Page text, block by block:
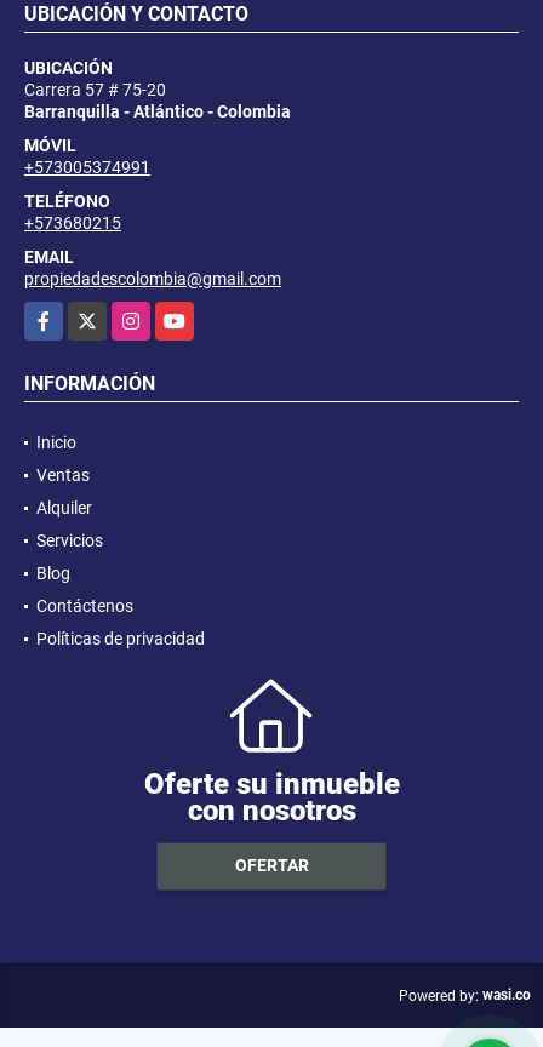
UBICACIÓN Y CONTACTO
UBICACIÓN
Carrera 57 # 75-20
Barranquilla - Atlántico - Colombia
MÓVIL
+573005374991
TELÉFONO
+573680215
EMAIL
propiedadescolombia@gmail.com
Facebook
InstagramYouTube
INFORMACIÓN
Inicio
Ventas
Alquiler
Servicios
Blog
Contáctenos
Políticas de privacidad
Oferte su inmueble
con nosotros
OFERTAR
Powered by: wasi.co